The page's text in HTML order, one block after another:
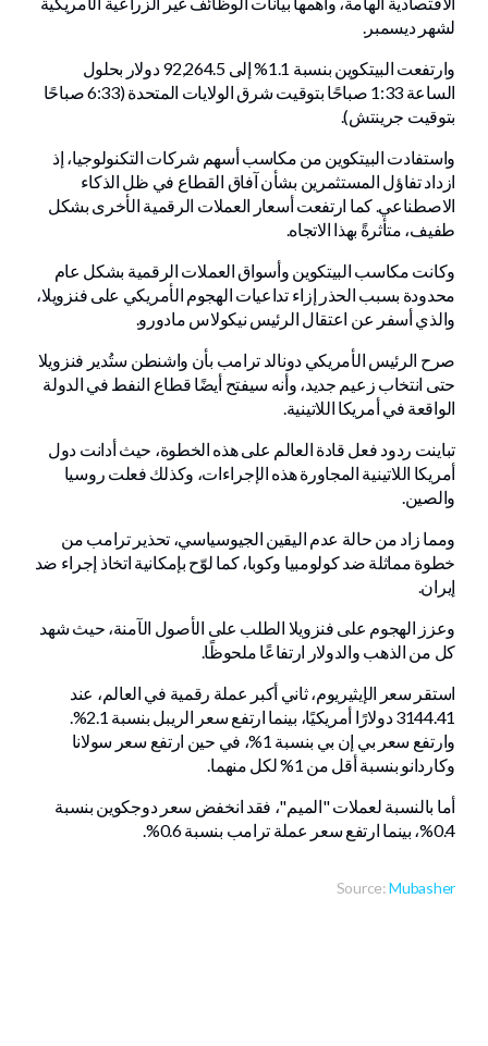
لشهر ديسمبر.
وارتفعت البيتكوين بنسبة 1.1% إلى 92,264.5 دولار بحلول
الساعة 1:33 صباحًا بتوقيت شرق الولايات المتحدة (6:33 صباحًا
بتوقيت جرينتش).
واستفادت البيتكوين من مكاسب أسهم شركات التكنولوجيا، إذ
ازداد تفاؤل المستثمرين بشأن آفاق القطاع في ظل الذكاء
الاصطناعي. كما ارتفعت أسعار العملات الرقمية الأخرى بشكل
طفيف، متأثرةً بهذا الاتجاه.
وكانت مكاسب البيتكوين وأسواق العملات الرقمية بشكل عام
محدودة بسبب الحذر إزاء تداعيات الهجوم الأمريكي على فنزويلا،
والذي أسفر عن اعتقال الرئيس نيكولاس مادورو.
صرح الرئيس الأمريكي دونالد ترامب بأن واشنطن ستُدير فنزويلا
حتى انتخاب زعيم جديد، وأنه سيفتح أيضًا قطاع النفط في الدولة
الواقعة في أمريكا اللاتينية.
تباينت ردود فعل قادة العالم على هذه الخطوة، حيث أدانت دول
أمريكا اللاتينية المجاورة هذه الإجراءات، وكذلك فعلت روسيا
والصين.
ومما زاد من حالة عدم اليقين الجيوسياسي، تحذير ترامب من
خطوة مماثلة ضد كولومبيا وكوبا، كما لوّح بإمكانية اتخاذ إجراء ضد
إيران.
وعزز الهجوم على فنزويلا الطلب على الأصول الآمنة، حيث شهد
كل من الذهب والدولار ارتفاعًا ملحوظًا.
استقر سعر الإيثيريوم، ثاني أكبر عملة رقمية في العالم، عند
3144.41 دولارًا أمريكيًا، بينما ارتفع سعر الريبل بنسبة 2.1%.
وارتفع سعر بي إن بي بنسبة 1%، في حين ارتفع سعر سولانا
وكاردانو بنسبة أقل من 1% لكل منهما.
أما بالنسبة لعملات "الميم"، فقد انخفض سعر دوجكوين بنسبة
0.4%، بينما ارتفع سعر عملة ترامب بنسبة 0.6%.
Source:Mubasher